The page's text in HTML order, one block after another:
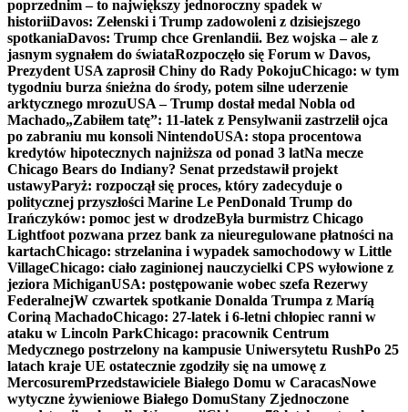
poprzednim – to największy jednoroczny spadek w
historiiDavos: Zełenski i Trump zadowoleni z dzisiejszego
spotkaniaDavos: Trump chce Grenlandii. Bez wojska – ale z
jasnym sygnałem do świataRozpoczęło się Forum w Davos,
Prezydent USA zaprosił Chiny do Rady PokojuChicago: w tym
tygodniu burza śnieżna do środy, potem silne uderzenie
arktycznego mrozuUSA – Trump dostał medal Nobla od
Machado„Zabiłem tatę”: 11-latek z Pensylwanii zastrzelił ojca
po zabraniu mu konsoli NintendoUSA: stopa procentowa
kredytów hipotecznych najniższa od ponad 3 latNa mecze
Chicago Bears do Indiany? Senat przedstawił projekt
ustawyParyż: rozpoczął się proces, który zadecyduje o
politycznej przyszłości Marine Le PenDonald Trump do
Irańczyków: pomoc jest w drodzeByła burmistrz Chicago
Lightfoot pozwana przez bank za nieuregulowane płatności na
kartachChicago: strzelanina i wypadek samochodowy w Little
VillageChicago: ciało zaginionej nauczycielki CPS wyłowione z
jeziora MichiganUSA: postępowanie wobec szefa Rezerwy
FederalnejW czwartek spotkanie Donalda Trumpa z Maríą
Coriną MachadoChicago: 27-latek i 6-letni chłopiec ranni w
ataku w Lincoln ParkChicago: pracownik Centrum
Medycznego postrzelony na kampusie Uniwersytetu RushPo 25
latach kraje UE ostatecznie zgodziły się na umowę z
MercosuremPrzedstawiciele Białego Domu w CaracasNowe
wytyczne żywieniowe Białego DomuStany Zjednoczone